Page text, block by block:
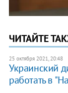
ЧИТАЙТЕ
25 октября 2021, 20:48
Украинский
работать в